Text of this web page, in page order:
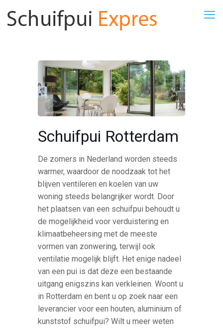
Schuifpui Rotterdam
De zomers in Nederland worden steeds
warmer, waardoor de noodzaak tot het
blijven ventileren en koelen van uw
woning steeds belangrijker wordt. Door
het plaatsen van een schuifpui behoudt u
de mogelijkheid voor verduistering en
klimaatbeheersing met de meeste
vormen van zonwering, terwijl ook
ventilatie mogelijk blijft. Het enige nadeel
van een pui is dat deze een bestaande
uitgang enigszins kan verkleinen. Woont u
in Rotterdam en bent u op zoek naar een
leverancier voor een houten, aluminium of
kunststof schuifpui? Wilt u meer weten